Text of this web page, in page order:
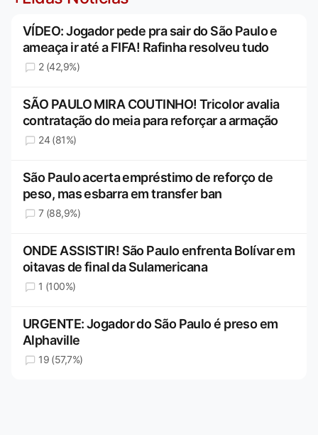
VÍDEO: Jogador pede pra sair do São Paulo e
ameaça ir até a FIFA! Rafinha resolveu tudo
2 (42,9%)
SÃO PAULO MIRA COUTINHO! Tricolor avalia
contratação do meia para reforçar a armação
24 (81%)
São Paulo acerta empréstimo de reforço de
peso, mas esbarra em transfer ban
7 (88,9%)
ONDE ASSISTIR! São Paulo enfrenta Bolívar em
oitavas de final da Sulamericana
1 (100%)
URGENTE: Jogador do São Paulo é preso em
Alphaville
19 (57,7%)